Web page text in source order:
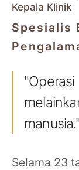
Kepala Klinik
Spesialis
manusia."
Selama 23